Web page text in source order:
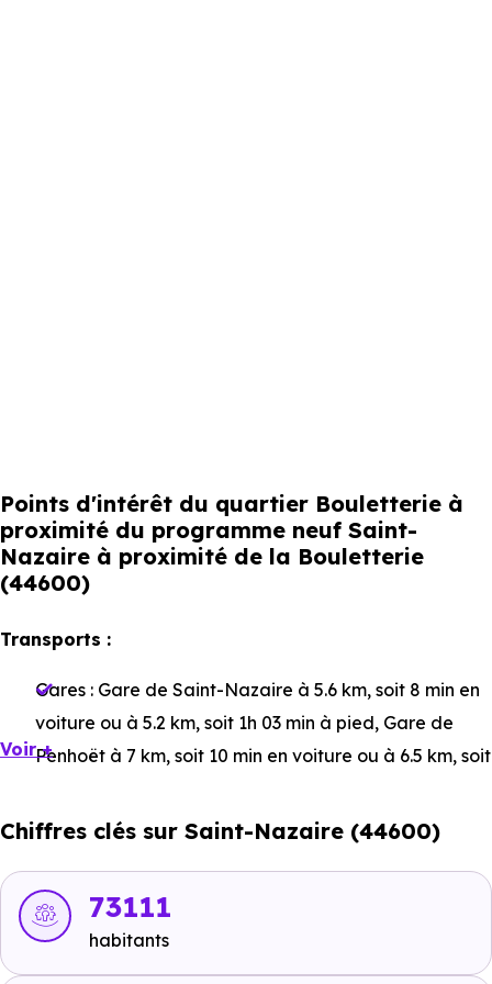
Points d'intérêt du quartier Bouletterie à
proximité du programme neuf Saint-
Nazaire à proximité de la Bouletterie
(44600)
Transports :
Gares : Gare de Saint-Nazaire à 5.6 km, soit 8 min en
voiture ou à 5.2 km, soit 1h 03 min à pied, Gare de
Penhoët à 7 km, soit 10 min en voiture ou à 6.5 km, soit
min en voiture ou à 7.7 km, soit 1h 32 min à pied.
min en voiture ou à 152 m, soit 2 min à pied
Ligne hélYce : Heinlex
Voir +
Chiffres clés sur Saint-Nazaire (44600)
73111
habitants